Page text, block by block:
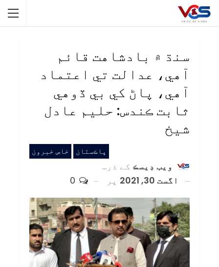
سنڌ ۾ بادشاهت قائم
آهي، عدالت تي اعتماد
آهي، پاڻ کي بي ڏوهي
ثابت ڪندس: حليم عادل
شيخ
پاڪستان خاص خبرون
ويب ڊيسڪ کے ذریعہ
اگست 30, 2021
پر